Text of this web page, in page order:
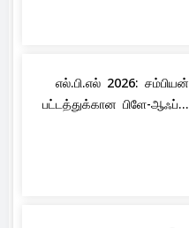
எல்.பி.எல் 2026: சம்பியன்
பட்டத்துக்கான பிளே-ஆஃப்...